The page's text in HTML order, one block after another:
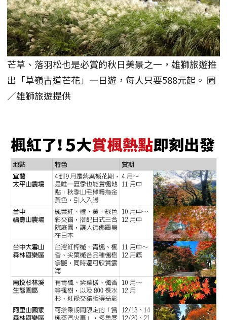
芒草、落羽松也是必賞的秋日美景之一，雄獅旅遊推
出「草嶺古道芒花」一日遊，每人只要588元起。 圖
／雄獅旅遊提供